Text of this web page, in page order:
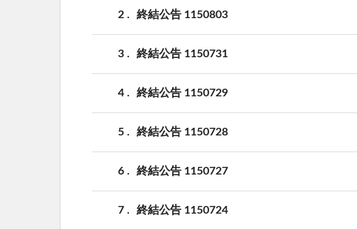
2 終結公告 1150803
3 終結公告 1150731
4 終結公告 1150729
5 終結公告 1150728
6 終結公告 1150727
7 終結公告 1150724